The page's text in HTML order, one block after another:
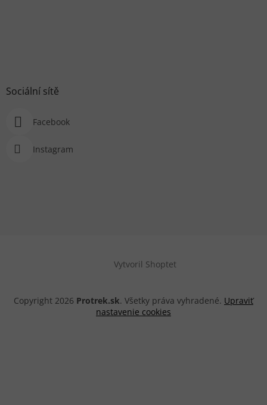
Sociální sítě
Facebook
Instagram
Vytvoril Shoptet
Copyright 2026 Protrek.sk. Všetky práva vyhradené. Upraviť
nastavenie cookies